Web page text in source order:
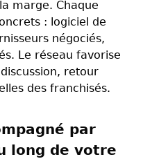
marge. Chaque
: logiciel de
négociés,
Le réseau favorise
retour
des franchisés.
par
long de votre